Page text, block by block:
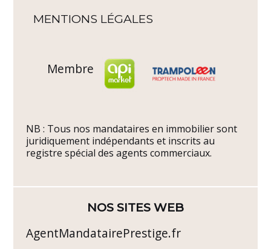
MENTIONS LÉGALES
Membre
NB : Tous nos mandataires en immobilier sont
juridiquement indépendants et inscrits au
registre spécial des agents commerciaux.
NOS SITES WEB
AgentMandatairePrestige.fr